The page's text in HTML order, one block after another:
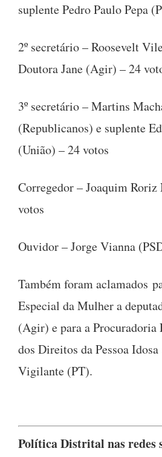
suplente Pedro Paulo Pepa
2º secretário – Roosevelt
Doutora Jane (Agir) – 24
3º secretário – Martins
(Republicanos) e suplente
(União) – 24 votos
Corregedor – Joaquim
votos
Ouvidor – Jorge Vianna
Também foram aclamados
Especial da Mulher a
(Agir) e para a Procuradoria
dos Direitos da Pessoa
Vigilante (PT).
Política Distrital nas redes